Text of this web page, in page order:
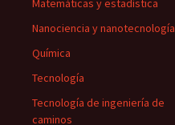
Matemáticas y estadística
Nanociencia y nanotecnología
Química
Tecnología
Tecnología de ingeniería de
caminos